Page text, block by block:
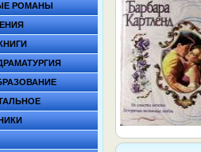
РОМАНЫ